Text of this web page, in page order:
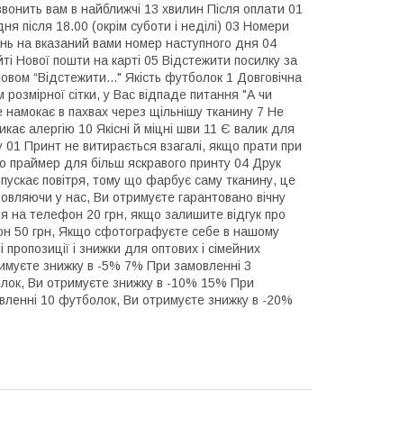
вам в найближчі 13 хвилин Після оплати 01
після 18.00 (окрім суботи і неділі) 03 Номери
на вказаний вами номер наступного дня 04
Нової пошти на карті 05 Відстежити посилку за
“Відстежити..." Якість футболок 1 Довговічна
сітки, у Вас відпаде питання "А чи
в пахвах через щільнішу тканину 7 Не
алергію 10 Якісні й міцні шви 11 Є валик для
01 Принт не витирається взагалі, якщо прати при
праймер для більш яскравого принту 04 Друк
повітря, тому що фарбує саму тканину, це
у нас, Ви отримуєте гарантовано вічну
на телефон 20 грн, якщо залишите відгук про
50 грн, Якщо сфотографуєте себе в нашому
і знижки для оптових і сімейних
знижку в -5% 7% При замовленні 3
Ви отримуєте знижку в -10% 15% При
10 футболок, Ви отримуєте знижку в -20%